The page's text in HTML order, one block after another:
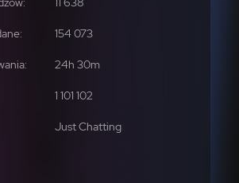
154 073
1 101 102
Just Chatting